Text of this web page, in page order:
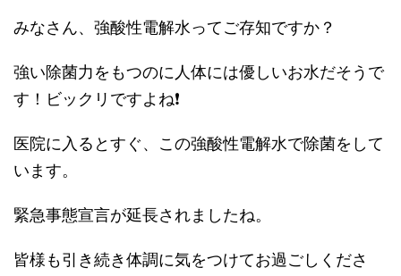
みなさん、強酸性電解水ってご存知ですか？
強い除菌力をもつのに人体には優しいお水だそうで
す！ビックリですよね❗
医院に入るとすぐ、この強酸性電解水で除菌をして
います。
緊急事態宣言が延長されましたね。
皆様も引き続き体調に気をつけてお過ごしくださ